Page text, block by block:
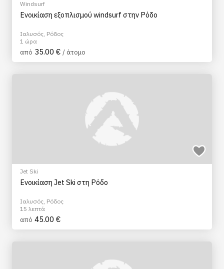
Windsurf
Ενοικίαση εξοπλισμού windsurf στην Ρόδο
Ιαλυσός, Ρόδος
1 ώρα
από 35.00 € / άτομο
Jet Ski
Ενοικίαση Jet Ski στη Ρόδο
Ιαλυσός, Ρόδος
15 λεπτά
από 45.00 €